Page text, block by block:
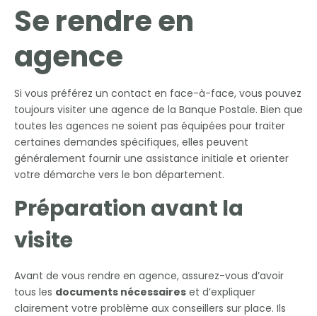
Se rendre en
agence
Si vous préférez un contact en face-à-face, vous pouvez
toujours visiter une agence de la Banque Postale. Bien que
toutes les agences ne soient pas équipées pour traiter
certaines demandes spécifiques, elles peuvent
généralement fournir une assistance initiale et orienter
votre démarche vers le bon département.
Préparation avant la
visite
Avant de vous rendre en agence, assurez-vous d’avoir
tous les documents nécessaires et d’expliquer
clairement votre problème aux conseillers sur place. Ils